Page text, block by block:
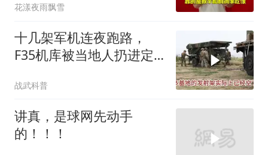
花漾夜雨飘雪
十几架军机连夜跑路，
F35机库被当地人扔进定
让人掀了个干净
战武科普
讲真，是球网先动手
的！！！